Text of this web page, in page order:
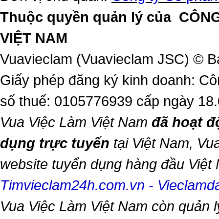
Thuộc quyền quản lý của
VIỆT NAM
Vuavieclam (Vuavieclam JSC) ©
Giấy phép đăng ký kinh doanh:
số thuế: 0105776939 cấp ngày
Vua Việc Làm Việt Nam đã hoạt
dụng trực tuyến tại Việt Nam,
website tuyển dụng hàng đầu
Timvieclam24h.com.vn -
Vua Việc Làm Việt Nam còn quản